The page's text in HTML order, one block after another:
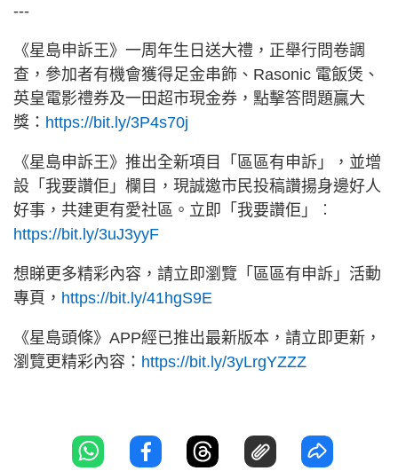
---
《星島申訴王》一周年生日送大禮，正舉行問卷調
查，參加者有機會獲得足金串飾、Rasonic 電飯煲、
英皇電影禮券及一田超市現金券，點擊答問題贏大
獎： https://bit.ly/3P4s70j
《星島申訴王》推出全新項目「區區有申訴」，並增
設「我要讚佢」欄目，現誠邀市民投稿讚揚身邊好人
好事，共建更有愛社區。立即「我要讚佢」︰
https://bit.ly/3uJ3yyF
想睇更多精彩內容，請立即瀏覽「區區有申訴」活動
專頁， https://bit.ly/41hgS9E
《星島頭條》APP經已推出最新版本，請立即更新，
瀏覽更精彩內容： https://bit.ly/3yLrgYZZZ